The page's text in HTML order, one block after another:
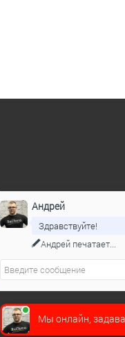
Мы онлайн,
Андрей
Здравствуйте!
Андрей печатает...